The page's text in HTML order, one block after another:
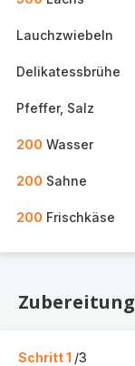
Lauchzwiebeln
Delikatessbrühe
Pfeffer, Salz
200 Wasser
200 Sahne
200 Frischkäse
Zubereitung
Schritt 1 /3